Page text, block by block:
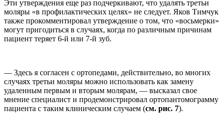
Эти утверждения еще раз подчеркивают, что удалять третьи
моляры «в профилактических целях» не следует. Яков Тимчук
также прокомментировал утверждение о том, что «восьмерки»
могут пригодиться в случаях, когда по различным причинам
пациент теряет 6-й или 7-й зуб.
— Здесь я согласен с ортопедами, действительно, во многих
случаях третьи моляры можно использовать как замену
удаленным первым и вторым молярам, — высказал свое
мнение специалист и продемонстрировал ортопантомограмму
пациента с таким клиническим случаем (см. рис. 7).